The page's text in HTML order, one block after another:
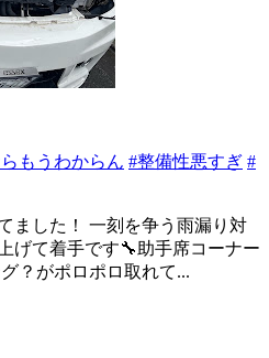
もうわからん #整備性悪すぎ #
ました！ 一刻を争う雨漏り対
げて着手です🔧助手席コーナー
？がポロポロ取れて...